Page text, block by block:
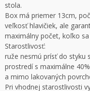
stola.
Box má priemer 13cm,
veľkosť hlavičiek, ale
maximálny počet, koľko
Starostlivosť:
ruže nesmú prísť do styku
prostredí s maximálne
a mimo lakovaných
Pri vhodnej starostlivosti